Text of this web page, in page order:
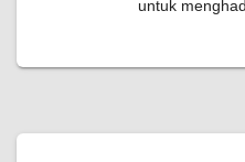
untuk